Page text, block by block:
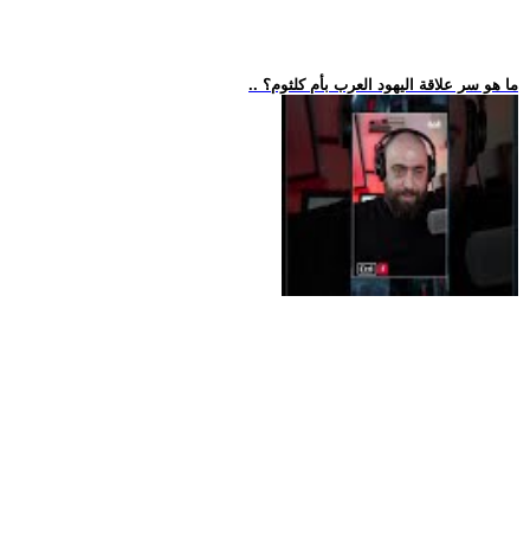
.. ما هو سر علاقة اليهود العرب بأم كلثوم؟